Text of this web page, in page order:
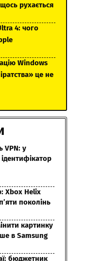
рухається
4: чого
Windows
це не
VPN: у
Xbox Helix
поколінь
картинку
в Samsung
бюджетник